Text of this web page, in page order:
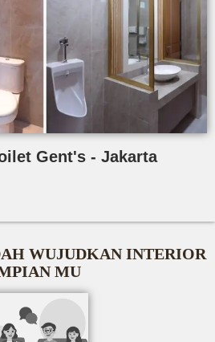
Gent's - Jakarta
WUJUDKAN INTERIOR
MU